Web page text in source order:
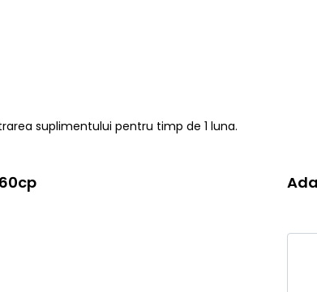
suplimentului pentru timp de 1 luna.